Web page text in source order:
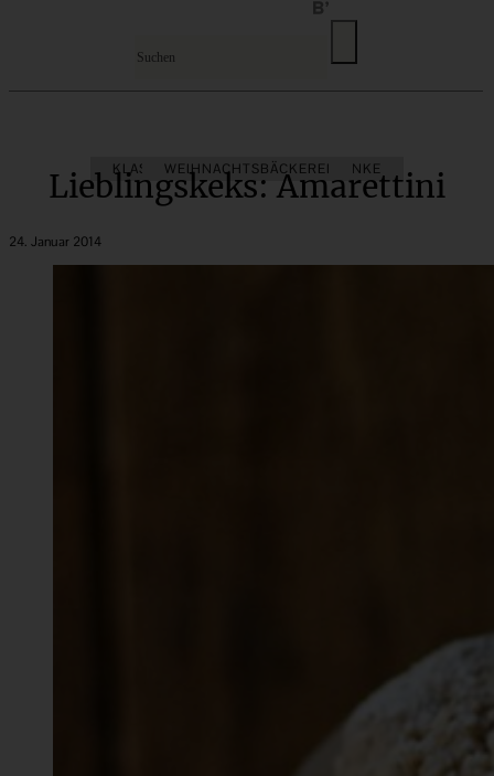
KLASSIKER KÜCHENGESCHENKE
WEIHNACHTSBÄCKEREI
Lieblingskeks: Amarettini
24. Januar 2014